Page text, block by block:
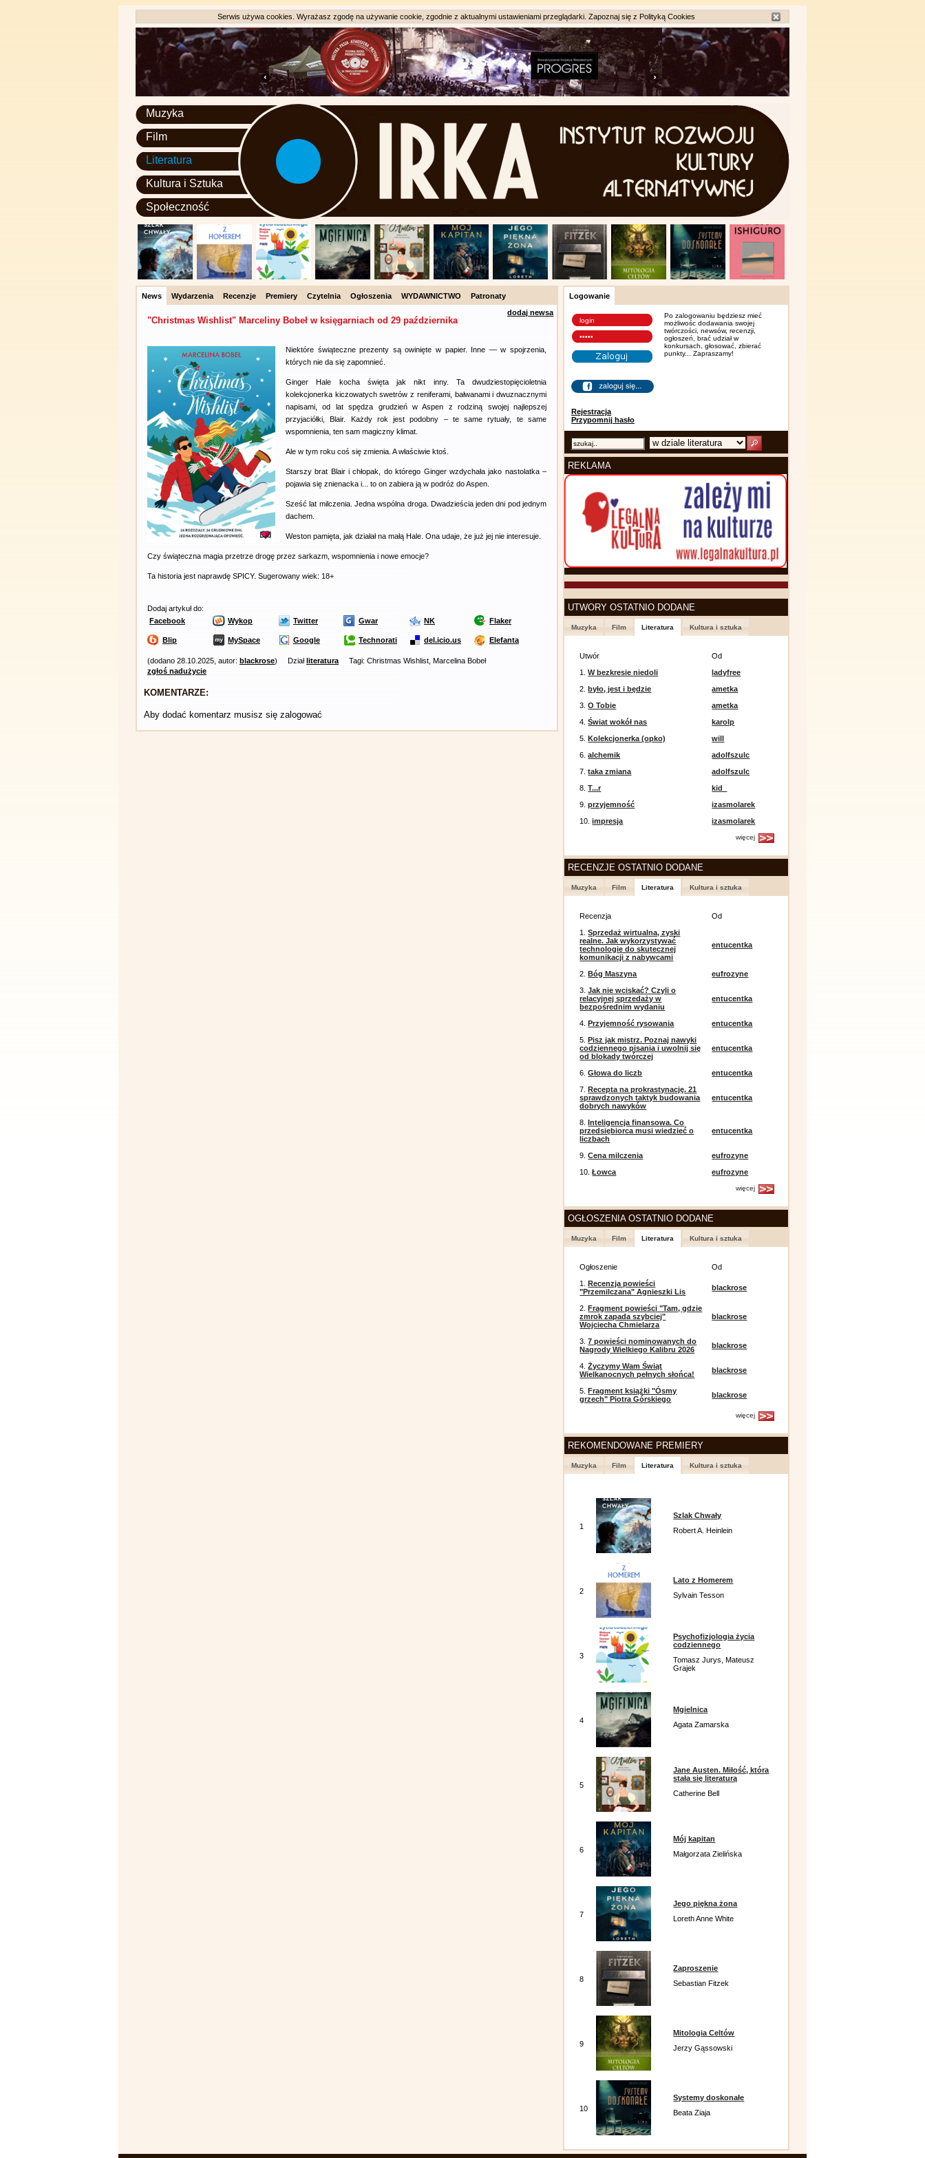
Serwis używa cookies. Wyrażasz zgodę na używanie cookie, zgodnie z aktualnymi ustawieniami przeglądarki. Zapoznaj się z Polityką Cookies
Muzyka
Film
Literatura
Kultura i Sztuka
Społeczność
News Wydarzenia Recenzje Premiery Czytelnia Ogłoszenia WYDAWNICTWO
Patronaty
dodaj newsa
"Christmas Wishlist" Marceliny Bobeł w księgarniach od 29 października
Niektóre świąteczne prezenty są owinięte w papier. Inne — w spojrzenia,
których nie da się zapomnieć.
Ginger Hale kocha święta jak nikt inny. Ta dwudziestopięcioletnia
kolekcjonerka kiczowatych swetrów z reniferami, bałwanami i dwuznacznymi
napisami, od lat spędza grudzień w Aspen z rodziną swojej najlepszej
przyjaciółki, Blair. Każdy rok jest podobny – te same rytuały, te same
wspomnienia, ten sam magiczny klimat.
Ale w tym roku coś się zmienia. A właściwie ktoś.
Starszy brat Blair i chłopak, do którego Ginger wzdychała jako nastolatka –
pojawia się znienacka i... to on zabiera ją w podróż do Aspen.
Sześć lat milczenia. Jedna wspólna droga. Dwadzieścia jeden dni pod jednym
dachem.
Weston pamięta, jak działał na małą Hale. Ona udaje, że już jej nie interesuje.
Czy świąteczna magia przetrze drogę przez sarkazm, wspomnienia i nowe emocje?
Ta historia jest naprawdę SPICY. Sugerowany wiek: 18+
Dodaj artykuł do:
Facebook
Wykop Twitter Gwar NK Flaker
Blip MySpace Google Technorati del.icio.us Elefanta
(dodano 28.10.2025, autor: blackrose) Działliteratura
Tagi: Christmas Wishlist, Marcelina Bobeł
zgłoś nadużycie
KOMENTARZE:
Aby dodać komentarz musisz się zalogować
Logowanie
Rejestracja
Przypomnij hasło
Po zalogowaniu będziesz mieć
możliwośc dodawania swojej
twórczości, newsów, recenzji,
ogłoszeń, brać udział w
konkursach, głosować, zbierać
punkty... Zapraszamy!
REKLAMA
UTWORY OSTATNIO DODANE
Muzyka Film Literatura Kultura i sztuka
Utwór
Od
1.W bezkresie niedoli
ladyfree
2.było, jest i będzie
ametka
3.O Tobie
ametka
4.Świat wokół nas
karolp
5.Kolekcjonerka (opko)
will
6.alchemik
adolfszulc
7.taka zmiana
adolfszulc
8.T...r
kid_
9.przyjemność
izasmolarek
10.impresja izasmolarek
więcej
RECENZJE OSTATNIO DODANE
Muzyka Film Literatura Kultura i sztuka
Recenzja
Od
1.Sprzedaż wirtualna, zyski
realne. Jak wykorzystywać
technologie do skutecznej
komunikacji z nabywcami
entucentka
2.Bóg Maszyna
eufrozyne
3.Jak nie wciskać? Czyli o
relacyjnej sprzedaży w
bezpośrednim wydaniu
entucentka
4.Przyjemność rysowania
entucentka
5.Pisz jak mistrz. Poznaj nawyki
codziennego pisania i uwolnij się
od blokady twórczej
entucentka
6.Głowa do liczb
entucentka
7.Recepta na prokrastynację. 21
sprawdzonych taktyk budowania
dobrych nawyków
entucentka
8.Inteligencja finansowa. Co
przedsiębiorca musi wiedzieć o
liczbach
entucentka
9.Cena milczenia
eufrozyne
10.Łowca eufrozyne
więcej
OGŁOSZENIA OSTATNIO DODANE
Muzyka Film Literatura Kultura i sztuka
Ogłoszenie
Od
1.Recenzja powieści
"Przemilczana" Agnieszki Lis
blackrose
2.Fragment powieści "Tam, gdzie
zmrok zapada szybciej"
Wojciecha Chmielarza
blackrose
3.7 powieści nominowanych do
Nagrody Wielkiego Kalibru 2026
blackrose
4.Życzymy Wam Świąt
Wielkanocnych pełnych słońca!
blackrose
5.Fragment książki "Ósmy
grzech" Piotra Górskiego
blackrose
więcej
REKOMENDOWANE PREMIERY
Muzyka Film Literatura Kultura i sztuka
1
Szlak Chwały
Robert A. Heinlein
2
Lato z Homerem
Sylvain Tesson
3
Psychofizjologia życia
codziennego
Tomasz Jurys, Mateusz
Grajek
4
Mgielnica
Agata Zamarska
5
Jane Austen. Miłość, która
stała się literaturą
Catherine Bell
6
Mój kapitan
Małgorzata Zielińska
7
Jego piękna żona
Loreth Anne White
8
Zaproszenie
Sebastian Fitzek
9
Mitologia Celtów
Jerzy Gąssowski
10
Systemy doskonałe
Beata Ziaja